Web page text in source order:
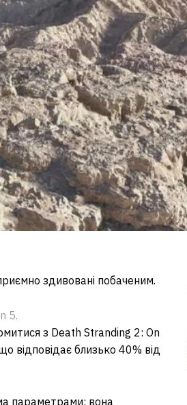
здивовані побаченим.
5.
з Death Stranding 2: On
відповідає близько 40% від
параметрами: вона